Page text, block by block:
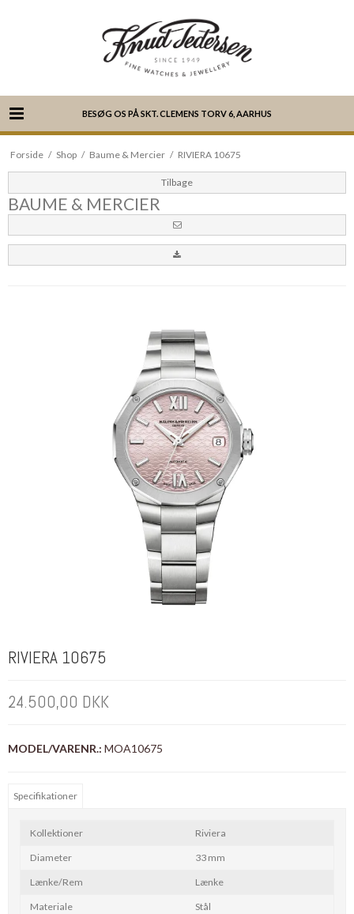
BESØG OS PÅ SKT. CLEMENS TORV 6, AARHUS
Forside / Shop / Baume & Mercier / RIVIERA 10675
Tilbage
BAUME & MERCIER
RIVIERA 10675
24.500,00 DKK
MODEL/VARENR.: MOA10675
Specifikationer
Kollektioner Riviera
Diameter 33 mm
Lænke/Rem Lænke
Materiale Stål